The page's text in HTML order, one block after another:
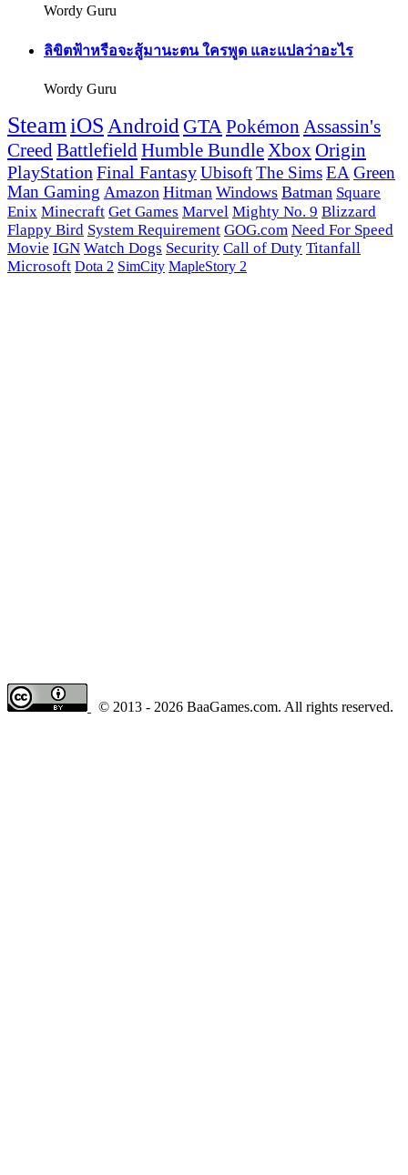
Wordy Guru
ลิขิตฟ้าหรือจะสู้มานะตน ใครพูด และแปลว่าอะไร
Wordy Guru
SteamiOS Android GTAPokémon Assassin's
CreedBattlefieldHumble Bundle Xbox Origin
PlayStation Final FantasyUbisoftThe Sims EA Green
Man Gaming Amazon Hitman Windows Batman Square
Enix Minecraft Get Games Marvel Mighty No. 9 Blizzard
Flappy Bird System Requirement GOG.com Need For Speed
Movie IGN Watch Dogs Security Call of Duty Titanfall
Microsoft Dota 2 SimCity MapleStory 2
© 2013 - 2026 BaaGames.com. All rights reserved.